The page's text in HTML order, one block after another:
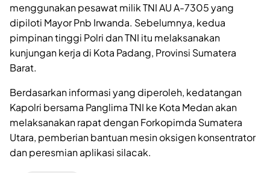
menggunakan pesawat milik TNI AU A-7305 yang
dipiloti Mayor Pnb Irwanda. Sebelumnya, kedua
pimpinan tinggi Polri dan TNI itu melaksanakan
kunjungan kerja di Kota Padang, Provinsi Sumatera
Barat.
Berdasarkan informasi yang diperoleh, kedatangan
Kapolri bersama Panglima TNI ke Kota Medan akan
melaksanakan rapat dengan Forkopimda Sumatera
Utara, pemberian bantuan mesin oksigen konsentrator
dan peresmian aplikasi silacak.